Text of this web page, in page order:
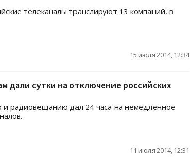
телеканалы транслируют 13 компаний, в
15 июля 2014, 12:34
дали сутки на отключение российских
радиовещанию дал 24 часа на немедленное
11 июля 2014, 12:31